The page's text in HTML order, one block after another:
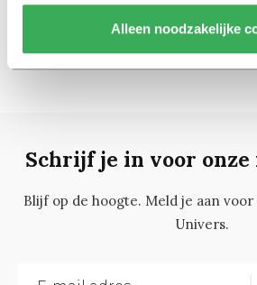
Alleen noodzakelijke
1 2 3 4
Schrijf je in voor
Blijf op de hoogte. Meld je aan
Univers.